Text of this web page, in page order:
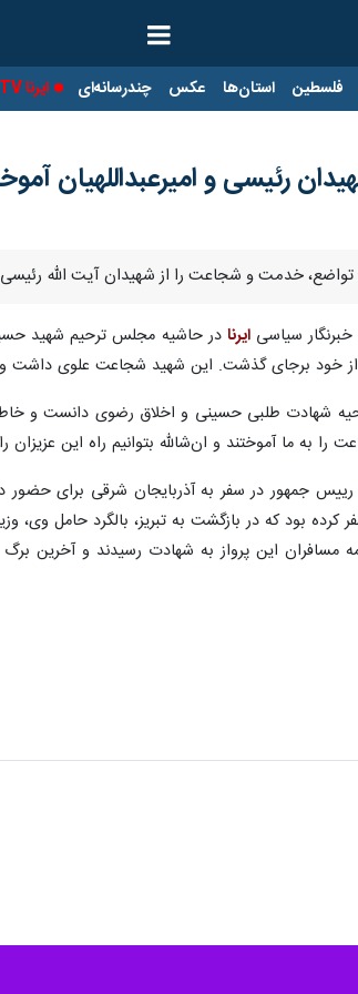
فلسطین استان‌ها عکس چندرسانه‌ای ایرنا TV
رئیسی و امیرعبداللهیان
خدمت و شجاعت را از شهیدان آیت الله رئیسی و
خبرنگار سیاسیایرنا در حاشیه مجلس ترحیم شهید
از خود برجای گذشت. این شهید شجاعت علوی داشت
روحیه شهادت طلبی حسینی و اخلاق رضوی دانست و
به ما آموختند و ان‌شالله بتوانیم راه این عزیزان
رئیسی، رییس جمهور در سفر به آذربایجان شرقی
بود که در بازگشت به تبریز، بالگرد حامل وی،
مسافران این پرواز به شهادت رسیدند و آخرین